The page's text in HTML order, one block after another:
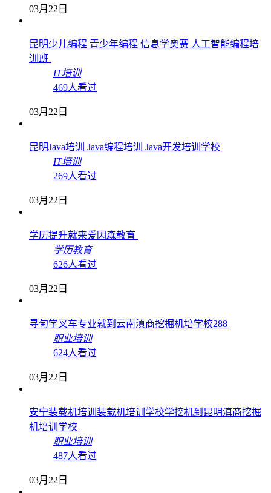
03月22日
昆明少儿编程 青少年编程 信息学奥赛 人工智能编程培
训班
IT培训
469人看过
03月22日
昆明Java培训 Java编程培训 Java开发培训学校
IT培训
269人看过
03月22日
学历提升就来爱因森教育
学历教育
626人看过
03月22日
寻甸学叉车专业就到云南滇商挖掘机培学校288
职业培训
624人看过
03月22日
安宁装载机培训装载机培训学校学挖机到昆明滇商挖掘
机培训学校
职业培训
487人看过
03月22日